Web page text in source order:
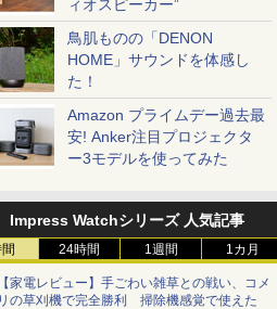
ィオスピーカー”
鳥肌ものの「DENON
HOME」サウンドを体感し
た！
Amazon プライムデー過去最
安! Anker注目プロジェクタ
ー3モデルを使ってみた
Impress Watchシリーズ 人気記事
24時間 1週間 1カ月
家電レビュー】手ごわい雑草との戦い、コメ
の草刈機で完全勝利 掃除機感覚で使えた